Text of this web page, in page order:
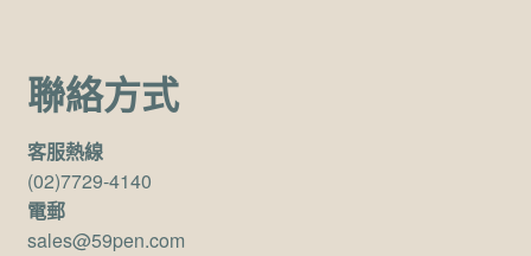
聯絡方式
客服熱線
(02)7729-4140
電郵
sales@59pen.com